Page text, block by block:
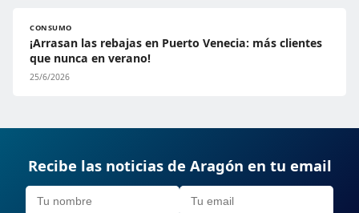
CONSUMO
¡Arrasan las rebajas en Puerto Venecia: más clientes
que nunca en verano!
25/6/2026
Recibe las noticias de Aragón en tu email